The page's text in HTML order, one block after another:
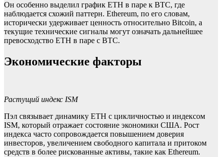
Он особенно выделил график ETH в паре к BTC, где
наблюдается схожий паттерн. Ethereum, по его словам,
исторически удерживает ценность относительно Bitcoin, а
текущие технические сигналы могут означать дальнейшее
превосходство ETH в паре с BTC.
Экономические факторы
Растущий индекс ISM
Пэл связывает динамику ETH с цикличностью и индексом
ISM, который отражает состояние экономики США. Рост
индекса часто сопровождается повышением доверия
инвесторов, увеличением свободного капитала и притоком
средств в более рискованные активы, такие как Ethereum.